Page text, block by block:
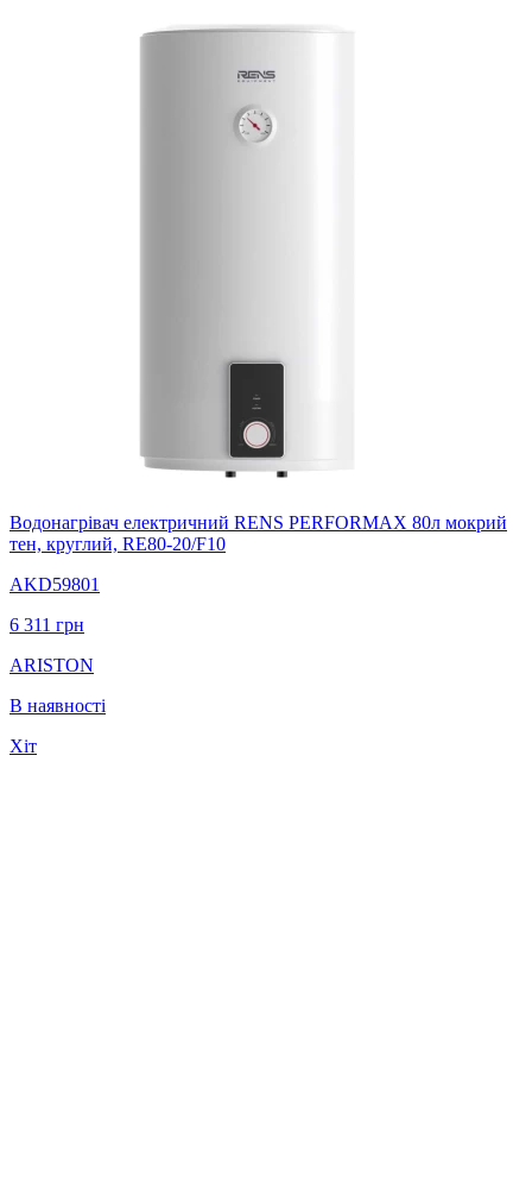
Водонагрівач електричний RENS PERFORMAX 80л мокрий
тен, круглий, RE80-20/F10
AKD59801
6 311 грн
ARISTON
В наявності
Хіт